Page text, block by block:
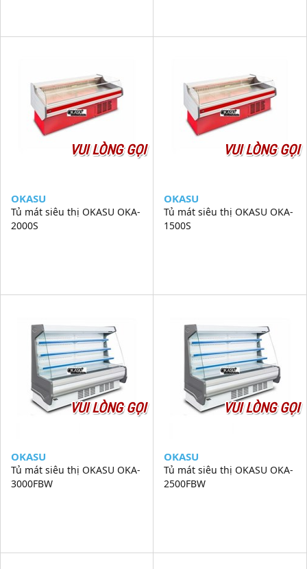
VUI LÒNG GỌI
OKASU
Tủ mát siêu thị OKASU OKA-
2000S
VUI LÒNG GỌI
OKASU
Tủ mát siêu thị OKASU OKA-
1500S
VUI LÒNG GỌI
OKASU
Tủ mát siêu thị OKASU OKA-
3000FBW
VUI LÒNG GỌI
OKASU
Tủ mát siêu thị OKASU OKA-
2500FBW